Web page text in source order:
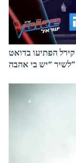
קירל הפתיעו בדואט
לשיר “יש בי אהבה”